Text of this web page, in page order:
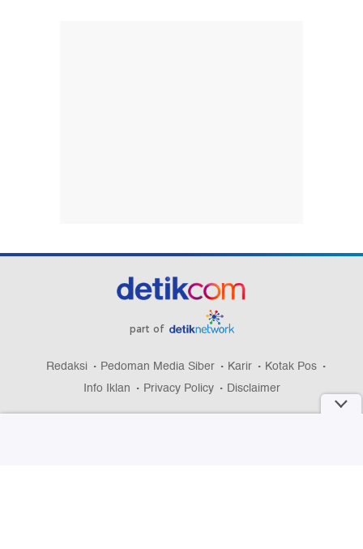
part of
Redaksi Pedoman Media Siber Karir
Kotak Pos
Info Iklan
Privacy Policy Disclaimer